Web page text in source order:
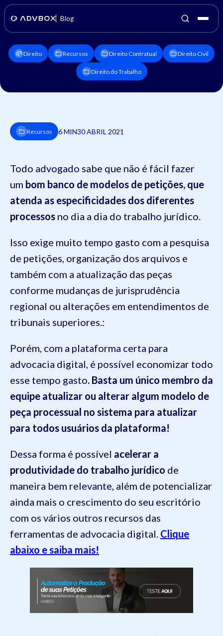
Blog
Direito Recursos Direito Contratual Direito Civil
Direito do Trabalho
Recursos 6 MIN30 ABRIL 2021
Todo advogado sabe que não é fácil fazer
um bom banco de modelos de petições, que
atenda as especificidades dos diferentes
processos no dia a dia do trabalho jurídico.
Isso exige muito tempo gasto com a pesquisa
de petições, organização dos arquivos e
também com a atualização das peças
conforme mudanças de jurisprudência
regional ou alterações em entendimentos de
tribunais superiores.:
Porém, com a plataforma certa para
advocacia digital, é possível economizar todo
esse tempo gasto. Basta um único membro da
equipe atualizar ou alterar algum modelo de
peça processual no sistema para atualizar
para todos usuários da plataforma!
Dessa forma é possível acelerar a
produtividade do trabalho jurídico de
maneira bem relevante, além de potencializar
ainda mais o crescimento do seu escritório
com os vários outros recursos das
ferramentas de advocacia digital. Clique
abaixo e saiba mais!